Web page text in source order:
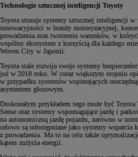
Technologie sztucznej inteligencji Toyoty
Toyota stosuje systemy sztucznej inteligencji w
innowacyjności w branży motoryzacyjnej,
prowadzenia oraz tworzeniu warunków, w
wspólny ekosystem z korzyścią dla każdego
Woven City w Japonii.
Toyota stale rozwija swoje systemy
już w 2018 roku. W coraz większym stopniu
w przypadku systemów wspierających
asystentem głosowym.
Doskonałym przykładem tego może być
Sense oraz systemy wspomagające jazdę i
na autonomiczną jazdę pojazdu, zarówno w
celowo są udostępniane jako systemy
z prowadzenia. Ma to na celu także
kątem zużycia energii.